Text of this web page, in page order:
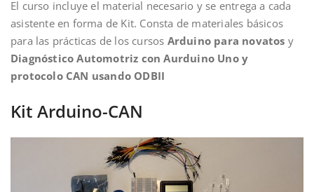
El curso incluye el material necesario y se entrega a cada
asistente en forma de Kit. Consta de materiales básicos
para las prácticas de los cursos Arduino para novatos y
Diagnóstico Automotriz con Aurduino Uno y
protocolo CAN usando ODBII
Kit Arduino-CAN